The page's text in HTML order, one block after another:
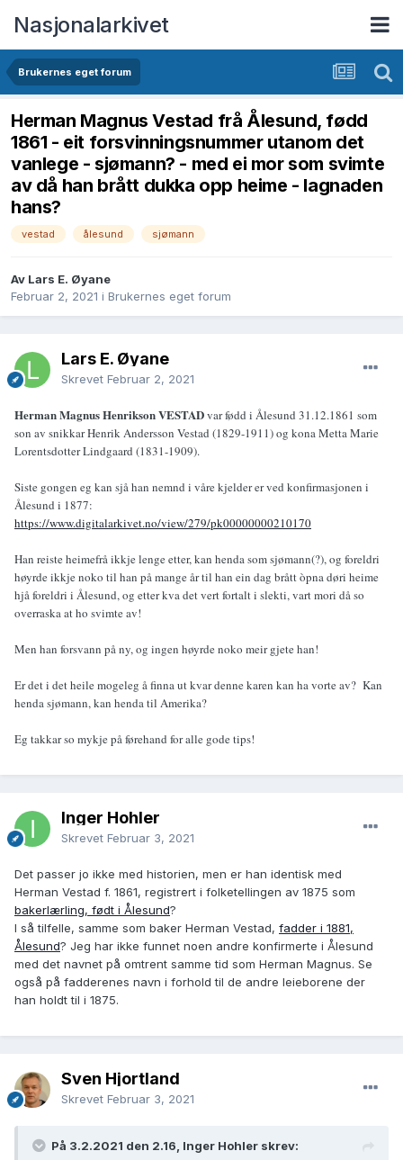
Nasjonalarkivet
Brukernes eget forum
Herman Magnus Vestad frå Ålesund, fødd
1861 - eit forsvinningsnummer utanom det
vanlege - sjømann? - med ei mor som svimte
av då han brått dukka opp heime - lagnaden
hans?
vestad ålesund sjømann
Av Lars E. Øyane
Februar 2, 2021 i Brukernes eget forum
Lars E. Øyane
Skrevet Februar 2, 2021
Herman Magnus Henrikson VESTADvar fødd i Ålesund 31.12.1861 som
son av snikkar Henrik Andersson Vestad (1829-1911) og kona Metta Marie
Lorentsdotter Lindgaard (1831-1909).
Siste gongen eg kan sjå han nemnd i våre kjelder er ved konfirmasjonen i
Ålesund i 1877:
https://www.digitalarkivet.no/view/279/pk00000000210170
Han reiste heimefrå ikkje lenge etter, kan henda som sjømann(?), og foreldri
høyrde ikkje noko til han på mange år til han ein dag brått òpna døri heime
hjå foreldri i Ålesund, og etter kva det vert fortalt i slekti, vart mori då so
overraska at ho svimte av!
Men han forsvann på ny, og ingen høyrde noko meir gjete han!
Er det i det heile mogeleg å finna ut kvar denne karen kan ha vorte av? Kan
henda sjømann, kan henda til Amerika?
Eg takkar so mykje på førehand for alle gode tips!
Inger Hohler
Skrevet Februar 3, 2021
Det passer jo ikke med historien, men er han identisk med
Herman Vestad f. 1861, registrert i folketellingen av 1875 som
bakerlærling, født i Ålesund?
I så tilfelle, samme som baker Herman Vestad, fadder i 1881,
Ålesund? Jeg har ikke funnet noen andre konfirmerte i Ålesund
med det navnet på omtrent samme tid som Herman Magnus. Se
også på fadderenes navn i forhold til de andre leieborene der
han holdt til i 1875.
Sven Hjortland
Skrevet Februar 3, 2021
På 3.2.2021 den 2.16, Inger Hohler skrev: